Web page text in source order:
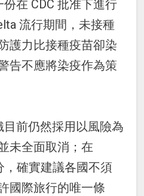
份在 CDC 批准下進行
流行期間，未接種
護力比接種疫苗卻染
告不應將染疫作為策
目前仍然採用以風險為
未全面取消；在
，確實建議各國不須
國際旅行的唯一條